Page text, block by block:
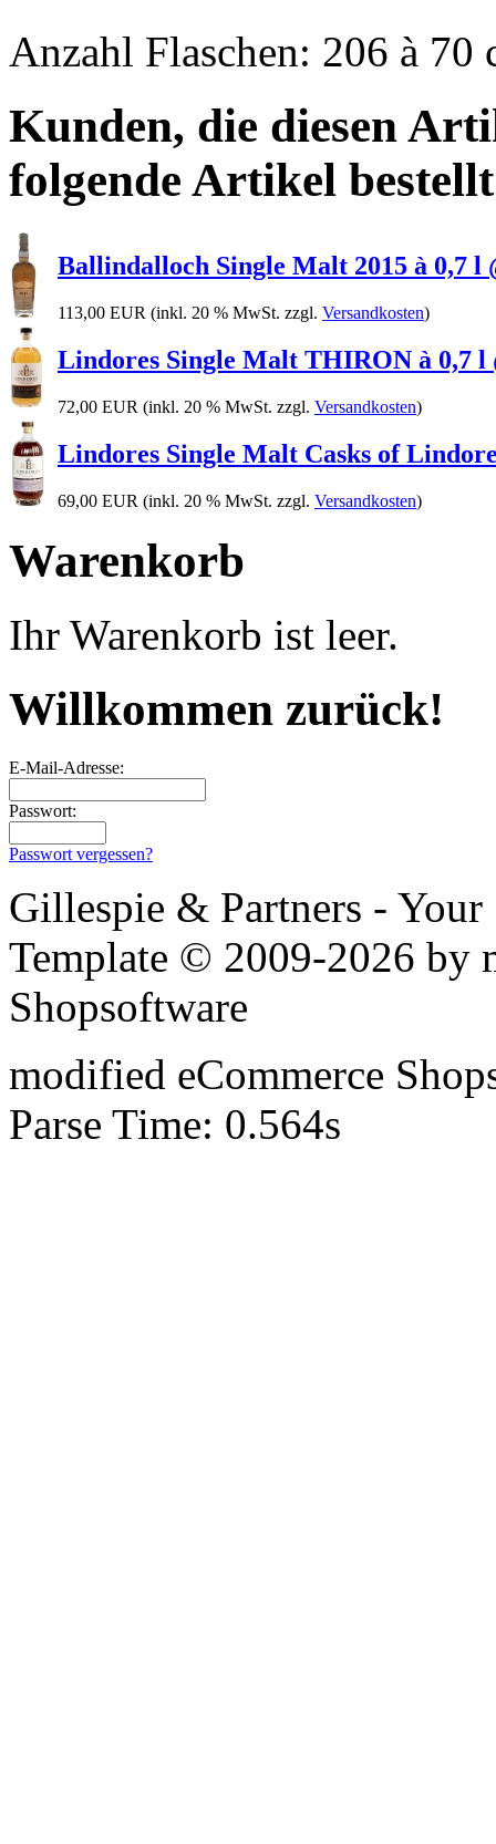
Anzahl Flaschen: 206 à 70
Kunden, die diesen
folgende Artikel
Ballindalloch Single Malt 2015 à 0,7
113,00 EUR (inkl. 20 % MwSt. zzgl. Versandkosten)
Lindores Single Malt THIRON à 0,7 l
72,00 EUR (inkl. 20 % MwSt. zzgl. Versandkosten)
Lindores Single Malt Casks of
69,00 EUR (inkl. 20 % MwSt. zzgl. Versandkosten)
Warenkorb
Ihr Warenkorb ist leer.
Willkommen zurück!
E-Mail-Adresse:
Passwort:
Passwort vergessen?
Gillespie & Partners -
Template © 2009-2026 by
Shopsoftware
modified eCommerce
Parse Time: 0.564s